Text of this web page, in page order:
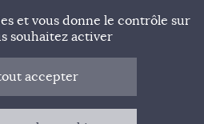
MANIFESTE
NOUS ?
LÉGALES
et vous donne le contrôle sur
souhaitez activer
accepter